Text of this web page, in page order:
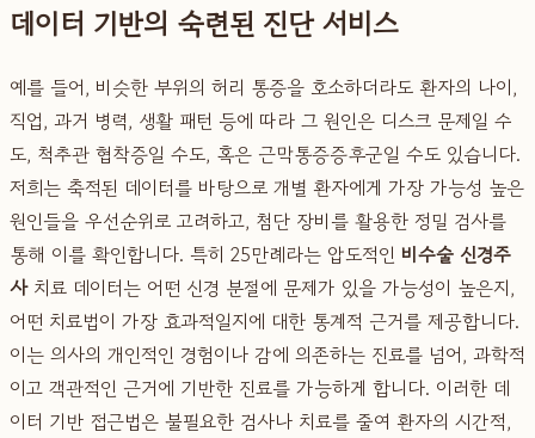
데이터 기반의 숙련된 진단 서비스
예를 들어, 비슷한 부위의 허리 통증을 호소하더라도 환자의 나이,
직업, 과거 병력, 생활 패턴 등에 따라 그 원인은 디스크 문제일 수
도, 척추관 협착증일 수도, 혹은 근막통증증후군일 수도 있습니다.
저희는 축적된 데이터를 바탕으로 개별 환자에게 가장 가능성 높은
원인들을 우선순위로 고려하고, 첨단 장비를 활용한 정밀 검사를
통해 이를 확인합니다. 특히 25만례라는 압도적인 비수술 신경주
사치료 데이터는 어떤 신경 분절에 문제가 있을 가능성이 높은지,
어떤 치료법이 가장 효과적일지에 대한 통계적 근거를 제공합니다.
이는 의사의 개인적인 경험이나 감에 의존하는 진료를 넘어, 과학적
이고 객관적인 근거에 기반한 진료를 가능하게 합니다. 이러한 데
이터 기반 접근법은 불필요한 검사나 치료를 줄여 환자의 시간적,